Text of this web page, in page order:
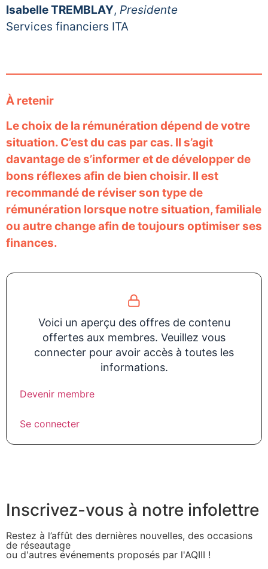
Isabelle TREMBLAY, Presidente
Services financiers ITA
À retenir
Le choix de la rémunération dépend de votre
situation. C’est du cas par cas. Il s’agit
davantage de s’informer et de développer de
bons réflexes afin de bien choisir. Il est
recommandé de réviser son type de
rémunération lorsque notre situation, familiale
ou autre change afin de toujours optimiser ses
finances.
Voici un aperçu des offres de contenu
offertes aux membres. Veuillez vous
connecter pour avoir accès à toutes les
informations.
Devenir membre
Se connecter
Inscrivez-vous à notre infolettre
Restez à l’affût des dernières nouvelles, des occasions
de réseautage
ou d'autres événements proposés par l'AQIII !